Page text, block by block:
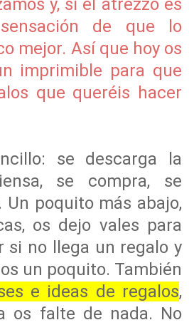
y, si el atrezzo es
de que lo
mejor. Así que hoy os
imprimible para que
que queréis hacer
se descarga la
se compra, se
Un poquito más abajo,
os dejo vales para
si no llega un regalo y
un poquito. También
e ideas de regalos,
os falte de nada. No